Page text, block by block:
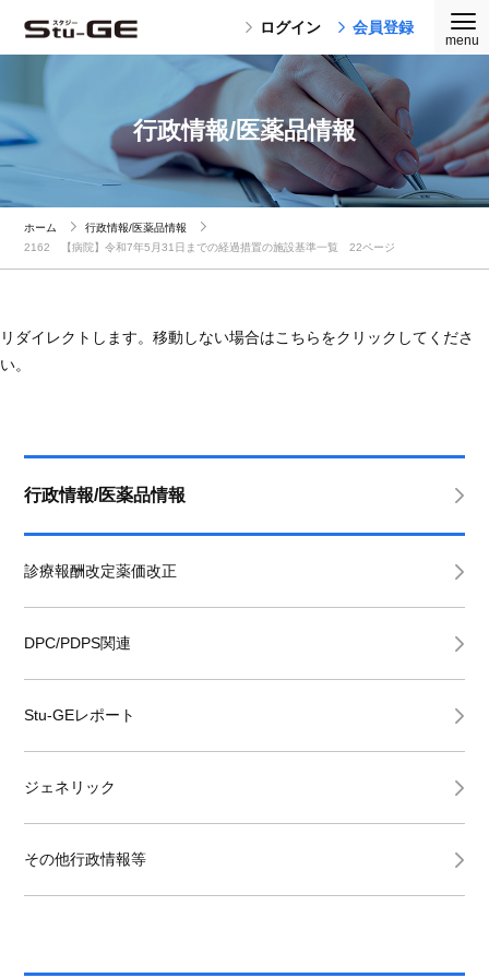
ログイン 会員登録
行政情報/医薬品情報
ホーム
行政情報/医薬品情報
2162 【病院】令和7年5月31日までの経過措置の施設基準一覧 22ページ
リダイレクトします。移動しない場合はこちらをクリックしてくださ
い。
行政情報/医薬品情報
診療報酬改定薬価改正
DPC/PDPS関連
Stu-GEレポート
ジェネリック
その他行政情報等